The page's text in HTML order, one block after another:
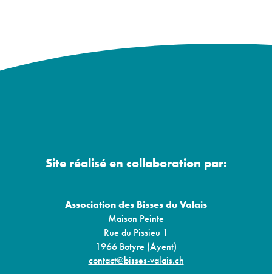
Site réalisé en collaboration par:
Association des Bisses du Valais
Maison Peinte
Rue du Pissieu 1
1966 Botyre (Ayent)
contact@bisses-valais.ch